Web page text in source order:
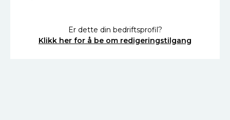
Er dette din bedriftsprofil?
Klikk her for å be om redigeringstilgang